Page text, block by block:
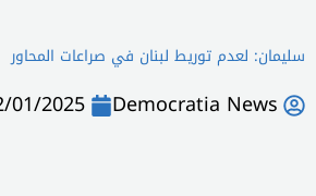
سليمان: لعدم توريط لبنان في صراعات المحاور
Democratia News
01/2025